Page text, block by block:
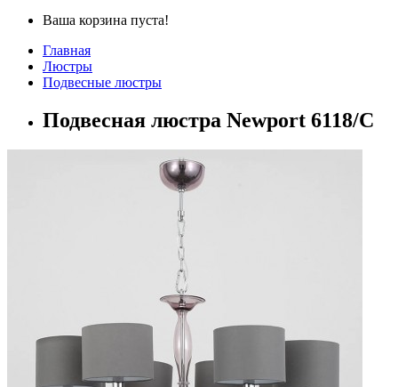
Ваша корзина пуста!
Главная
Люстры
Подвесные люстры
Подвесная люстра Newport 6118/C